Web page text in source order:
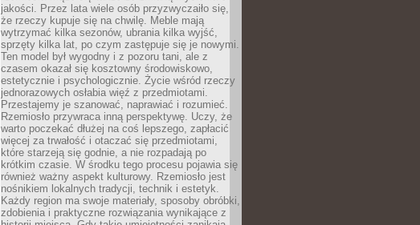
jakości. Przez lata wiele osób przyzwyczaiło się,
że rzeczy kupuje się na chwilę. Meble mają
wytrzymać kilka sezonów, ubrania kilka wyjść,
sprzęty kilka lat, po czym zastępuje się je nowymi.
Ten model był wygodny i z pozoru tani, ale z
czasem okazał się kosztowny środowiskowo,
estetycznie i psychologicznie. Życie wśród rzeczy
jednorazowych osłabia więź z przedmiotami.
Przestajemy je szanować, naprawiać i rozumieć.
Rzemiosło przywraca inną perspektywę. Uczy, że
warto poczekać dłużej na coś lepszego, zapłacić
więcej za trwałość i otaczać się przedmiotami,
które starzeją się godnie, a nie rozpadają po
krótkim czasie. W środku tego procesu pojawia się
również ważny aspekt kulturowy. Rzemiosło jest
nośnikiem lokalnych tradycji, technik i estetyk.
Każdy region ma swoje materiały, sposoby obróbki,
zdobienia i praktyczne rozwiązania wynikające z